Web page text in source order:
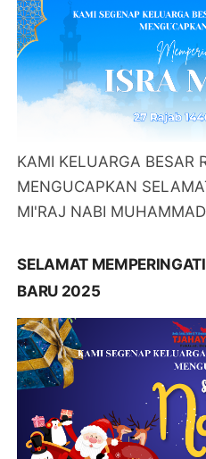
KAMI KELUARGA BESAR
MENGUCAPKAN
MI'RAJ NABI
SELAMAT
BARU 2025